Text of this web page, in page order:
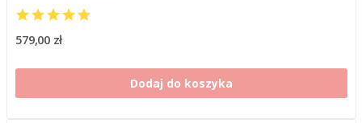
579,00 zł
Dodaj do koszyka